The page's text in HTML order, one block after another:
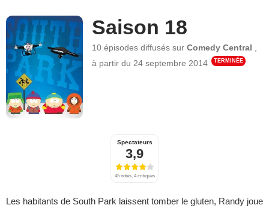
Saison 18
10 épisodes diffusés surComedy Central
à partir du 24 septembre 2014 TERMINÉE
Spectateurs
3,9
45 notes, 4 critiques
Les habitants de South Park laissent tomber le gluten, Randy joue